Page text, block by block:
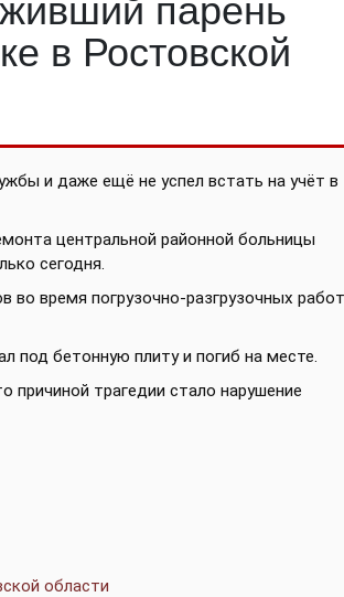
парень
в Ростовской
и даже ещё не успел встать на учёт в
центральной районной больницы
сегодня.
во время погрузочно-разгрузочных работ
бетонную плиту и погиб на месте.
причиной трагедии стало нарушение
области